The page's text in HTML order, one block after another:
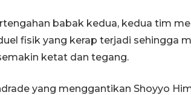
babak kedua, kedua tim
fisik yang kerap terjadi sehingga
ketat dan tegang.
yang menggantikan Shoyyo